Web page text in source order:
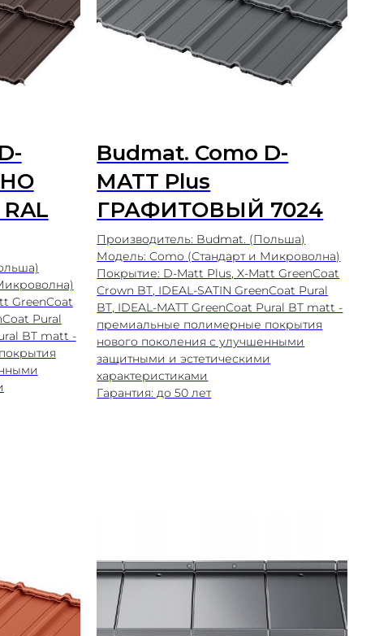
GreenCoat
Pural
BT matt -
Budmat. Como D-
MATT Plus
ГРАФИТОВЫЙ 7024
Производитель: Budmat. (Польша)
Модель: Como (Стандарт и Микроволна)
Покрытие: D-Matt Plus, X-Matt GreenCoat
Crown BT, IDEAL-SATIN GreenCoat Pural
BT, IDEAL-MATT GreenCoat Pural BT matt -
премиальные полимерные покрытия
нового поколения с улучшенными
защитными и эстетическими
характеристиками
Гарантия: до 50 лет